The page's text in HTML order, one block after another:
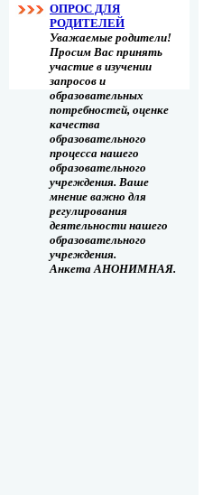
ОПРОС ДЛЯ
РОДИТЕЛЕЙ
Уважаемые родители!
Просим Вас принять
участие в изучении
запросов и
образовательных
потребностей, оценке
качества
образовательного
процесса нашего
образовательного
учреждения. Ваше
мнение важно для
регулирования
деятельности нашего
образовательного
учреждения.
Анкета АНОНИМНАЯ.